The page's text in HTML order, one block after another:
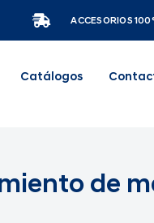
ACCESORIOS
Catálogos
de